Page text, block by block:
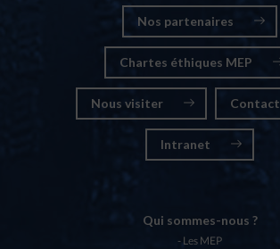
Nos partenaires
Chartes éthiques MEP
Nous visiter Contact
Intranet
Qui sommes-nous ?
Les MEP